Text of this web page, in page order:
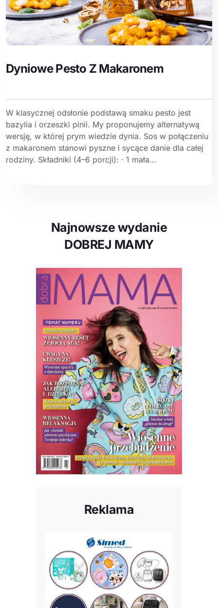
Dyniowe Pesto Z Makaronem
W klasycznej odsłonie podstawą smaku pesto jest
bazylia i orzeszki pinii. My proponujemy alternatywą
wersję, w której prym wiedzie dynia. Sos w połączeniu
z makaronem stanowi pyszne i sycące danie dla całej
rodziny. Składniki (4–6 porcji): · 1 mała...
Najnowsze wydanie
DOBREJ MAMY
Reklama